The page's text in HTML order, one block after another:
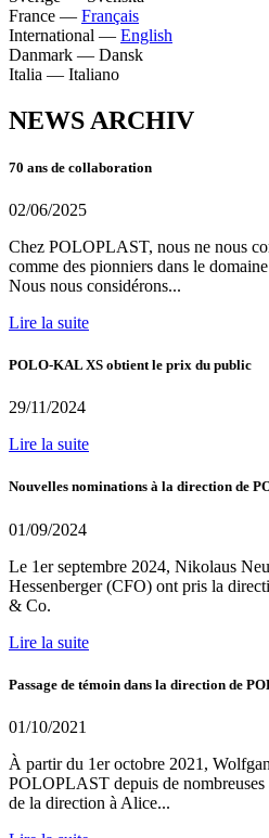
France — Français
International — English
Danmark — Dansk
Italia — Italiano
NEWS ARCHIV
70 ans de collaboration
02/06/2025
Chez POLOPLAST, nous ne nous
comme des pionniers dans le
Nous nous considérons...
Lire la suite
POLO-KAL XS obtient le prix du public
29/11/2024
Lire la suite
Nouvelles nominations à la direction de
01/09/2024
Le 1er septembre 2024, Nikolaus
Hessenberger (CFO) ont pris la
& Co.
Lire la suite
Passage de témoin dans la direction de
01/10/2021
À partir du 1er octobre 2021,
POLOPLAST depuis de nombreuses
de la direction à Alice...